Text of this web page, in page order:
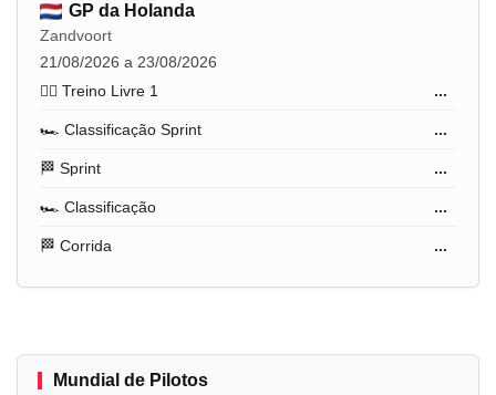
GP da Holanda
Zandvoort
21/08/2026 a 23/08/2026
🏋️‍♂️ Treino Livre 1
...
🏎️ Classificação Sprint ...
🏁 Sprint ...
🏎️ Classificação ...
🏁 Corrida ...
Mundial de Pilotos